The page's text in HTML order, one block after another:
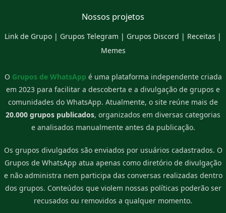
Nossos projetos
Link de Grupo | Grupos Telegram | Grupos Discord | Receitas |
Memes
O Grupos de WhatsApp é uma plataforma independente criada
em 2023 para facilitar a descoberta e a divulgação de grupos e
comunidades do WhatsApp. Atualmente, o site reúne mais de
20.000 grupos publicados, organizados em diversas categorias
e analisados manualmente antes da publicação.
Os grupos divulgados são enviados por usuários cadastrados. O
Grupos de WhatsApp atua apenas como diretório de divulgação
e não administra nem participa das conversas realizadas dentro
dos grupos. Conteúdos que violem nossas políticas poderão ser
recusados ou removidos a qualquer momento.